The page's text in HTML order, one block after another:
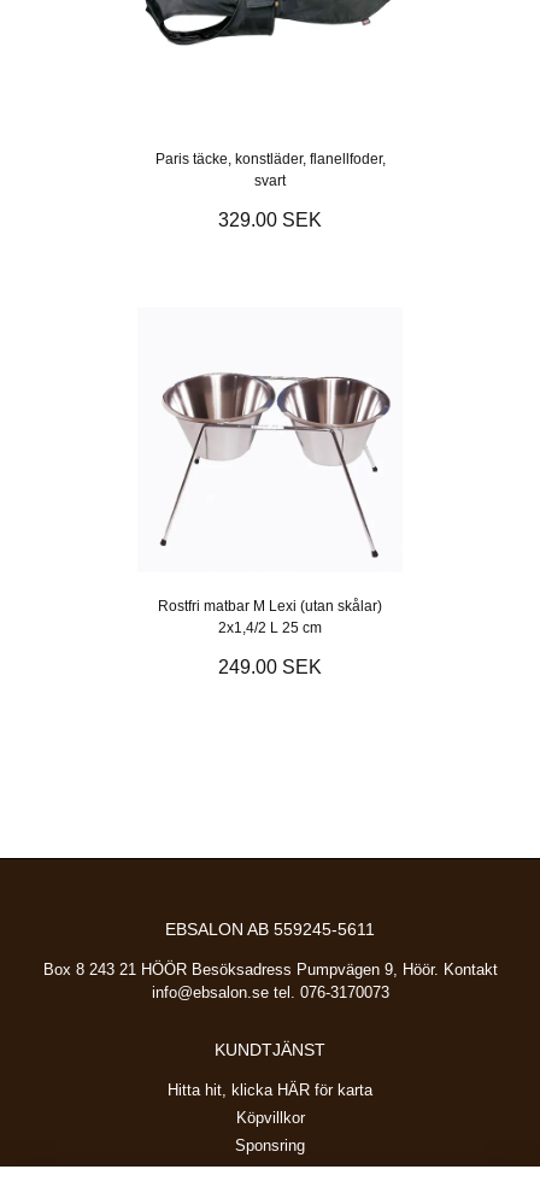
Paris täcke, konstläder, flanellfoder,
svart
329.00 SEK
Rostfri matbar M Lexi (utan skålar)
2x1,4/2 L 25 cm
249.00 SEK
EBSALON AB 559245-5611
Box 8 243 21 HÖÖR Besöksadress Pumpvägen 9, Höör. Kontakt
info@ebsalon.setel. 076-3170073
KUNDTJÄNST
Hitta hit, klicka HÄR för karta
Köpvillkor
Sponsring